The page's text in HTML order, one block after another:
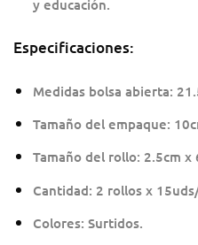
y educación.
Especificaciones:
Medidas bolsa abierta:
Tamaño del empaque:
Tamaño del rollo: 2.5cm x
Cantidad: 2 rollos x
Colores: Surtidos.